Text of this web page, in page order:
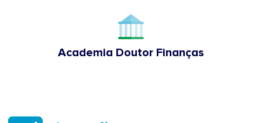
Academia Doutor Finanças